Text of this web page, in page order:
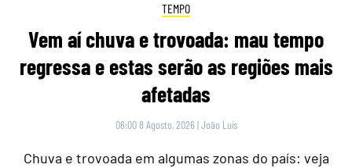
TEMPO
Vem aí chuva e trovoada: mau tempo
regressa e estas serão as regiões mais
afetadas
06:00 8 Agosto, 2026 |João Luís
Chuva e trovoada em algumas zonas do país: veja